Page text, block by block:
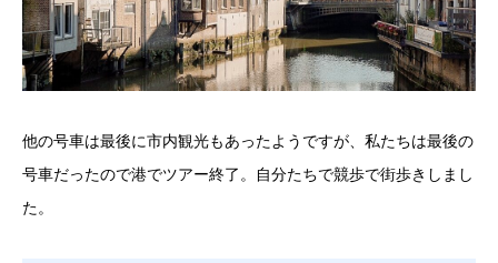
他の号車は最後に市内観光もあったようですが、私たちは最後の
号車だったので港でツアー終了。自分たちで競歩で街歩きしまし
た。